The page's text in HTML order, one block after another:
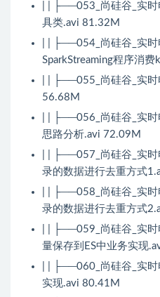
| | ├──053_尚硅谷_实
具类.avi 81.32M
| | ├──054_尚硅谷_实
SparkStreaming程序消
| | ├──055_尚硅谷_实
56.68M
| | ├──056_尚硅谷_实
思路分析.avi 72.09M
| | ├──057_尚硅谷_实
录的数据进行去重方式
| | ├──058_尚硅谷_实
录的数据进行去重方式
| | ├──059_尚硅谷_实
量保存到ES中业务实现
| | ├──060_尚硅谷_实
实现.avi 80.41M